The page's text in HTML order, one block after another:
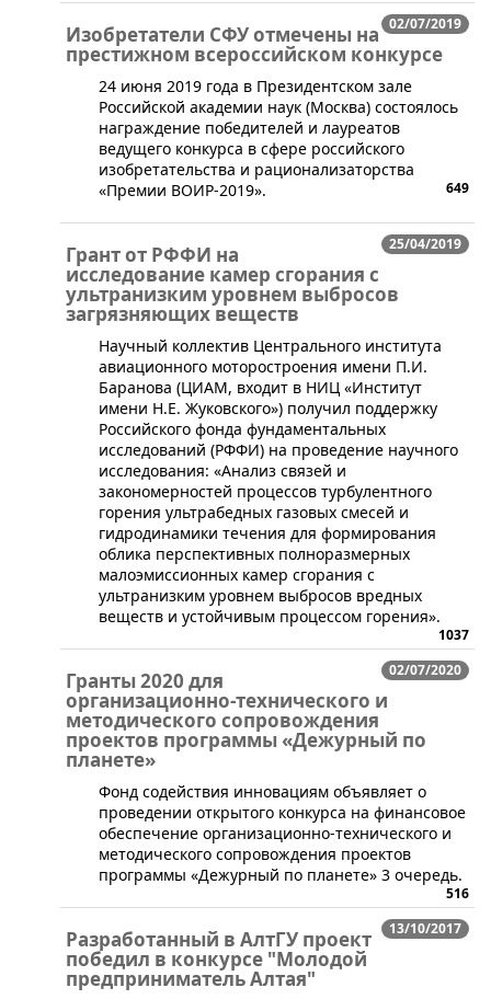
02/07/2019
Изобретатели СФУ отмечены на
престижном всероссийском конкурсе
24 июня 2019 года в Президентском зале
Российской академии наук (Москва) состоялось
награждение победителей и лауреатов
ведущего конкурса в сфере российского
изобретательства и рационализаторства
«Премии ВОИР-2019».
649
25/04/2019
Грант от РФФИ на
исследование камер сгорания с
ультранизким уровнем выбросов
загрязняющих веществ
​Научный коллектив Центрального института
авиационного моторостроения имени П.И.
Баранова (ЦИАМ, входит в НИЦ «Институт
имени Н.Е. Жуковского») получил поддержку
Российского фонда фундаментальных
исследований (РФФИ) на проведение научного
исследования: «Анализ связей и
закономерностей процессов турбулентного
горения ультрабедных газовых смесей и
гидродинамики течения для формирования
облика перспективных полноразмерных
малоэмиссионных камер сгорания с
ультранизким уровнем выбросов вредных
веществ и устойчивым процессом горения».
1037
02/07/2020
Гранты 2020 для
организационно-технического и
методического сопровождения
проектов программы «Дежурный по
планете»
​​Фонд содействия инновациям объявляет о
проведении открытого конкурса на финансовое
обеспечение организационно-технического и
методического сопровождения проектов
программы «Дежурный по планете» 3 очередь.
516
13/10/2017
Разработанный в АлтГУ проект
победил в конкурсе "Молодой
предприниматель Алтая"